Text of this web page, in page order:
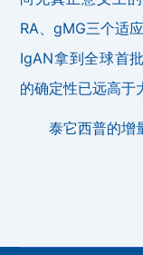
RA、gMG三个适
IgAN拿到全球首
的确定性已远高于
泰它西普的增